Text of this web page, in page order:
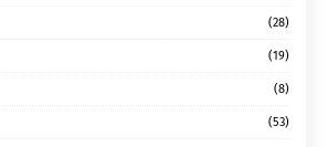
(28)
(19)
(8)
(53)